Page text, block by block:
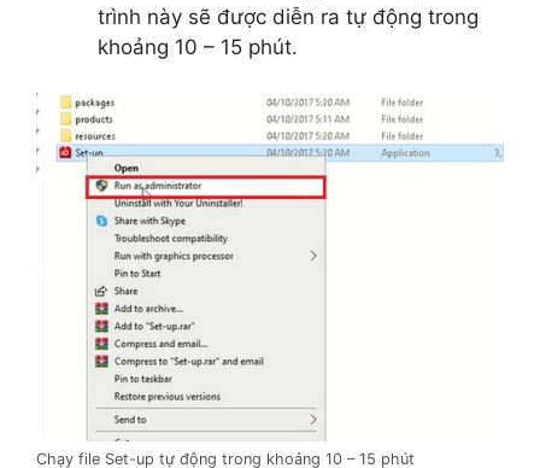
trình này sẽ được diễn ra tự động trong
khoảng 10 – 15 phút.
Chạy file Set-up tự động trong khoảng 10 – 15 phút